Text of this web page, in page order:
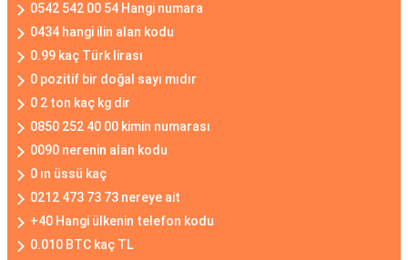
0542 542 00 54 Hangi numara
0434 hangi ilin alan kodu
0.99 kaç Türk lirası
0 pozitif bir doğal sayı mıdır
0 2 ton kaç kg dir
0850 252 40 00 kimin numarası
0090 nerenin alan kodu
0 ın üssü kaç
0212 473 73 73 nereye ait
+40 Hangi ülkenin telefon kodu
0.010 BTC kaç TL